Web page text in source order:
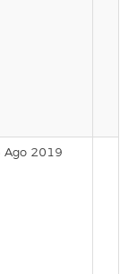
Ago 2019